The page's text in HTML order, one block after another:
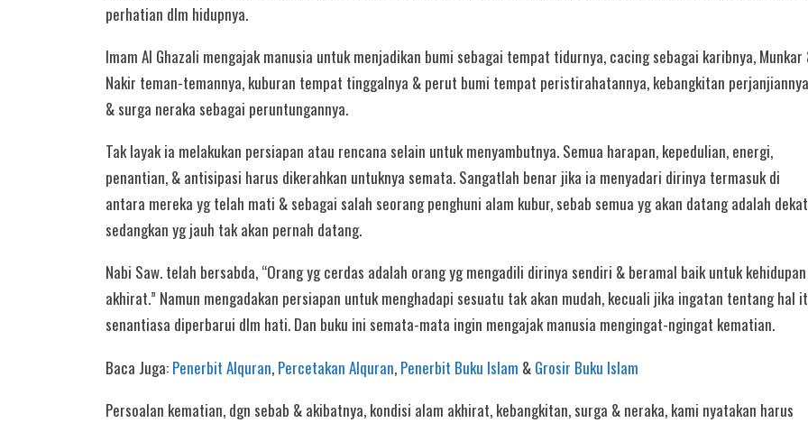
perhatian dlm hidupnya.
Imam Al Ghazali mengajak manusia untuk menjadikan bumi sebagai tempat tidurnya, cacing sebagai karibnya, Munkar
Nakir teman-temannya, kuburan tempat tinggalnya & perut bumi tempat peristirahatannya, kebangkitan
& surga neraka sebagai peruntungannya.
Tak layak ia melakukan persiapan atau rencana selain untuk menyambutnya. Semua harapan, kepedulian, energi,
penantian, & antisipasi harus dikerahkan untuknya semata. Sangatlah benar jika ia menyadari dirinya termasuk di
antara mereka yg telah mati & sebagai salah seorang penghuni alam kubur, sebab semua yg akan datang adalah
sedangkan yg jauh tak akan pernah datang.
Nabi Saw. telah bersabda, “Orang yg cerdas adalah orang yg mengadili dirinya sendiri & beramal baik untuk kehidupan
akhirat.” Namun mengadakan persiapan untuk menghadapi sesuatu tak akan mudah, kecuali jika ingatan tentang hal
senantiasa diperbarui dlm hati. Dan buku ini semata-mata ingin mengajak manusia mengingat-ngingat kematian.
Baca Juga: Penerbit Alquran, Percetakan Alquran, Penerbit Buku Islam & Grosir Buku Islam
Persoalan kematian, dgn sebab & akibatnya, kondisi alam akhirat, kebangkitan, surga & neraka, kami nyatakan harus